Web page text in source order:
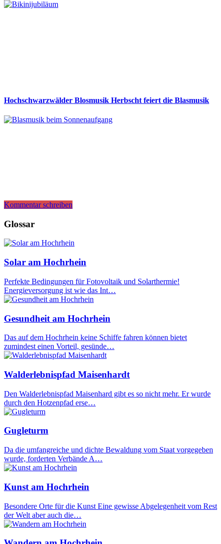
Hochschwarzwälder Blosmusik Herbscht feiert die Blasmusik
Kommentar schreiben
Glossar
Solar am Hochrhein
Perfekte Bedingungen für Fotovoltaik und Solarthermie!
Energieversorgung ist wie das Int…
Gesundheit am Hochrhein
Das auf dem Hochrhein keine Schiffe fahren können bietet
zumindest einen Vorteil, gesünde…
Walderlebnispfad Maisenhardt
Den Walderlebnispfad Maisenhard gibt es so nicht mehr. Er wurde
durch den Hotzenpfad erse…
Gugleturm
Da die umfangreiche und dichte Bewaldung vom Staat vorgegeben
wurde, forderten Verbände A…
Kunst am Hochrhein
Besondere Orte für die Kunst Eine gewisse Abgelegenheit vom Rest
der Welt aber auch die…